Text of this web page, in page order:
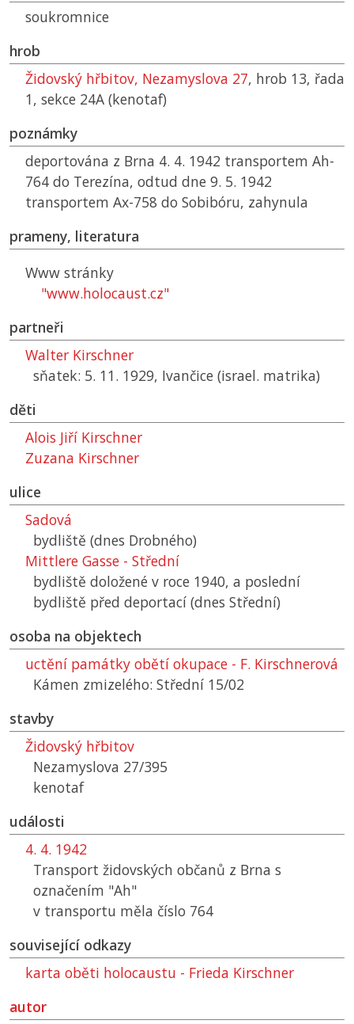
soukromnice
hrob
Židovský hřbitov, Nezamyslova 27, hrob 13, řada
1, sekce 24A (kenotaf)
poznámky
deportována z Brna 4. 4. 1942 transportem Ah-
764 do Terezína, odtud dne 9. 5. 1942
transportem Ax-758 do Sobibóru, zahynula
prameny, literatura
Www stránky
"www.holocaust.cz"
partneři
Walter Kirschner
sňatek: 5. 11. 1929, Ivančice (israel. matrika)
děti
Alois Jiří Kirschner
Zuzana Kirschner
ulice
Sadová
bydliště (dnes Drobného)
Mittlere Gasse - Střední
bydliště doložené v roce 1940, a poslední
bydliště před deportací (dnes Střední)
osoba na objektech
uctění památky obětí okupace - F. Kirschnerová
Kámen zmizelého: Střední 15/02
stavby
Židovský hřbitov
Nezamyslova 27/395
kenotaf
události
4. 4. 1942
Transport židovských občanů z Brna s
označením "Ah"
v transportu měla číslo 764
související odkazy
karta oběti holocaustu - Frieda Kirschner
autor